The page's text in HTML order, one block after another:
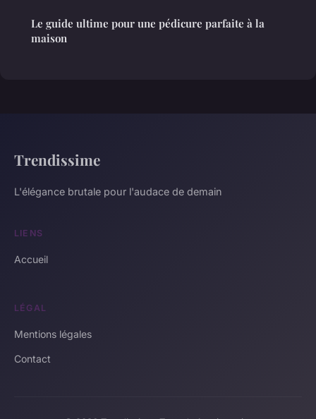
Le guide ultime pour une pédicure parfaite à la
maison
Trendissime
L'élégance brutale pour l'audace de demain
LIENS
Accueil
LÉGAL
Mentions légales
Contact